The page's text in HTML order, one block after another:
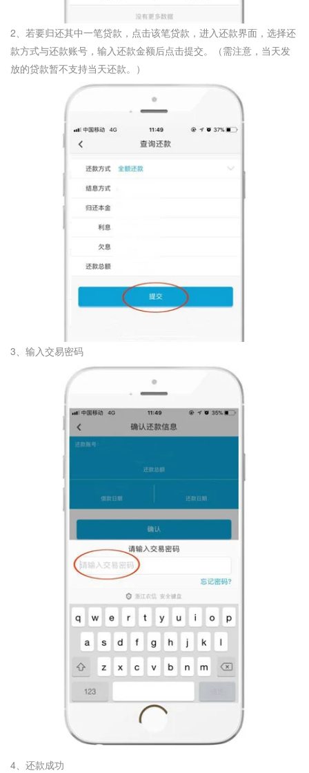
2、若要归还其中一笔贷款，点击该笔贷款，进入还款界面，选择还
款方式与还款账号，输入还款金额后点击提交。（需注意，当天发
放的贷款暂不支持当天还款。）
3、输入交易密码
4、还款成功